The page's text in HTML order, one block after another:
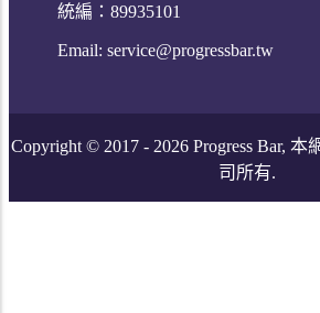
統編：89935101
Email: service@progressbar.tw
Copyright © 2017 - 2026Progress Bar, 本
司所有.